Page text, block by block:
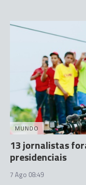
MUNDO
13 jornalistas
presidenciais
7 Ago 08:49